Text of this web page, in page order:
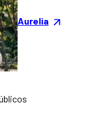
Aurelia